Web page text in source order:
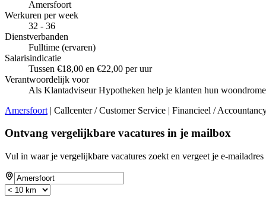
Amersfoort
Werkuren per week
32 - 36
Dienstverbanden
Fulltime (ervaren)
Salarisindicatie
Tussen €18,00 en €22,00 per uur
Verantwoordelijk voor
Als Klantadviseur Hypotheken help je klanten hun
Amersfoort | Callcenter / Customer Service | Financieel /
Ontvang vergelijkbare vacatures in je mailbox
Vul in waar je vergelijkbare vacatures zoekt en vergeet je e-